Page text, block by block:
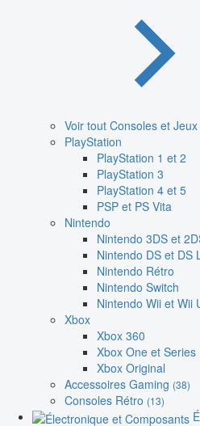
Voir tout Consoles et
PlayStation
PlayStation 1 et 2
PlayStation 3
PlayStation 4 et 5
PSP et PS Vita
Nintendo
Nintendo 3DS et
Nintendo DS et DS
Nintendo Rétro
Nintendo Switch
Nintendo Wii et Wii
Xbox
Xbox 360
Xbox One et Series
Xbox Original
Accessoires Gaming (38)
Consoles Rétro (13)